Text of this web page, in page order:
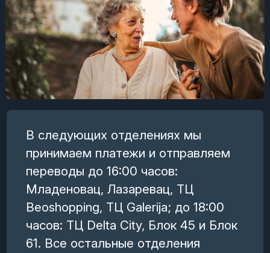
В следующих отделениях мы
принимаем платежи и отправляем
переводы до 16:00 часов:
Младеновац, Лазаревац, ТЦ
Beoshopping, ТЦ Galerija; до 18:00
часов: ТЦ Delta City, Блок 45 и Блок
61. Все остальные отделения